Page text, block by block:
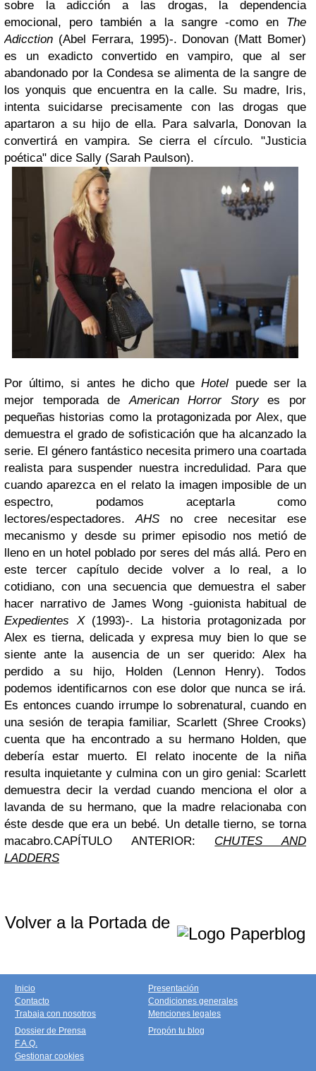
sobre la adicción a las drogas, la dependencia
emocional, pero también a la sangre -como en The
Adicction (Abel Ferrara, 1995)-. Donovan (Matt Bomer)
es un exadicto convertido en vampiro, que al ser
abandonado por la Condesa se alimenta de la sangre de
los yonquis que encuentra en la calle. Su madre, Iris,
intenta suicidarse precisamente con las drogas que
apartaron a su hijo de ella. Para salvarla, Donovan la
convertirá en vampira. Se cierra el círculo. "Justicia
poética" dice Sally (Sarah Paulson).
Por último, si antes he dicho queHotel puede ser la
mejor temporada deAmerican Horror Storyes por
pequeñas historias como la protagonizada por Alex, que
demuestra el grado de sofisticación que ha alcanzado la
serie. El género fantástico necesita primero una coartada
realista para suspender nuestra incredulidad. Para que
cuando aparezca en el relato la imagen imposible de un
espectro, podamos aceptarla como
lectores/espectadores.AHS no cree necesitar ese
mecanismo y desde su primer episodio nos metió de
lleno en un hotel poblado por seres del más allá. Pero en
este tercer capítulo decide volver a lo real, a lo
cotidiano, con una secuencia que demuestra el saber
hacer narrativo de James Wong -guionista habitual de
Expedientes X(1993)-. La historia protagonizada por
Alex es tierna, delicada y expresa muy bien lo que se
siente ante la ausencia de un ser querido: Alex ha
perdido a su hijo, Holden (Lennon Henry). Todos
podemos identificarnos con ese dolor que nunca se irá.
Es entonces cuando irrumpe lo sobrenatural, cuando en
una sesión de terapia familiar, Scarlett (Shree Crooks)
cuenta que ha encontrado a su hermano Holden, que
debería estar muerto. El relato inocente de la niña
resulta inquietante y culmina con un giro genial: Scarlett
demuestra decir la verdad cuando menciona el olor a
lavanda de su hermano, que la madre relacionaba con
éste desde que era un bebé. Un detalle tierno, se torna
macabro.CAPÍTULO ANTERIOR: CHUTES AND
LADDERS
Volver a la Portada de
Inicio
Contacto
Trabaja con nosotros
Presentación
Condiciones generales
Menciones legales
Dossier de Prensa
F.A.Q.
Gestionar cookies
Propón tu blog